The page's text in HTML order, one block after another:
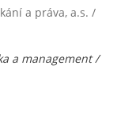
a práva, a.s. /
a management /